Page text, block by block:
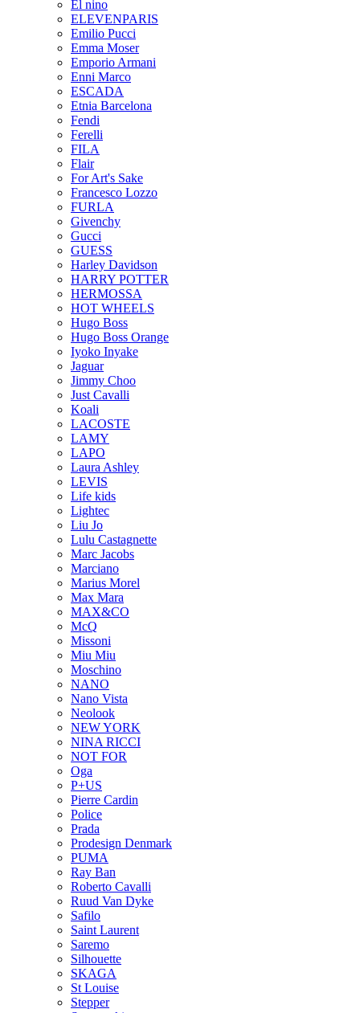
El nino
ELEVENPARIS
Emilio Pucci
Emma Moser
Emporio Armani
Enni Marco
ESCADA
Etnia Barcelona
Fendi
Ferelli
FILA
Flair
For Art's Sake
Francesco Lozzo
FURLA
Givenchy
Gucci
GUESS
Harley Davidson
HARRY POTTER
HERMOSSA
HOT WHEELS
Hugo Boss
Hugo Boss Orange
Iyoko Inyake
Jaguar
Jimmy Choo
Just Cavalli
Koali
LACOSTE
LAMY
LAPO
Laura Ashley
LEVIS
Life kids
Lightec
Liu Jo
Lulu Castagnette
Marc Jacobs
Marciano
Marius Morel
Max Mara
MAX&CO
McQ
Missoni
Miu Miu
Moschino
NANO
Nano Vista
Neolook
NEW YORK
NINA RICCI
NOT FOR
Oga
P+US
Pierre Cardin
Police
Prada
Prodesign Denmark
PUMA
Ray Ban
Roberto Cavalli
Ruud Van Dyke
Safilo
Saint Laurent
Saremo
Silhouette
SKAGA
St Louise
Stepper